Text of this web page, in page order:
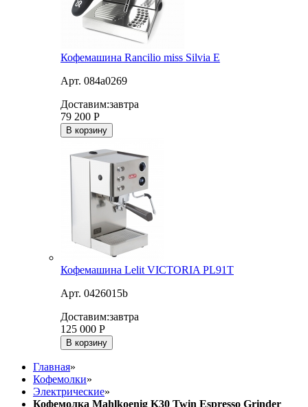
Кофемашина Rancilio miss Silvia E
Арт. 084a0269
Доставим:завтра
79 200 Р
В корзину
Кофемашина Lelit VICTORIA PL91T
Арт. 0426015b
Доставим:завтра
125 000 Р
В корзину
Главная»
Кофемолки»
Электрические»
Кофемолка Mahlkoenig K30 Twin Espresso Grinder